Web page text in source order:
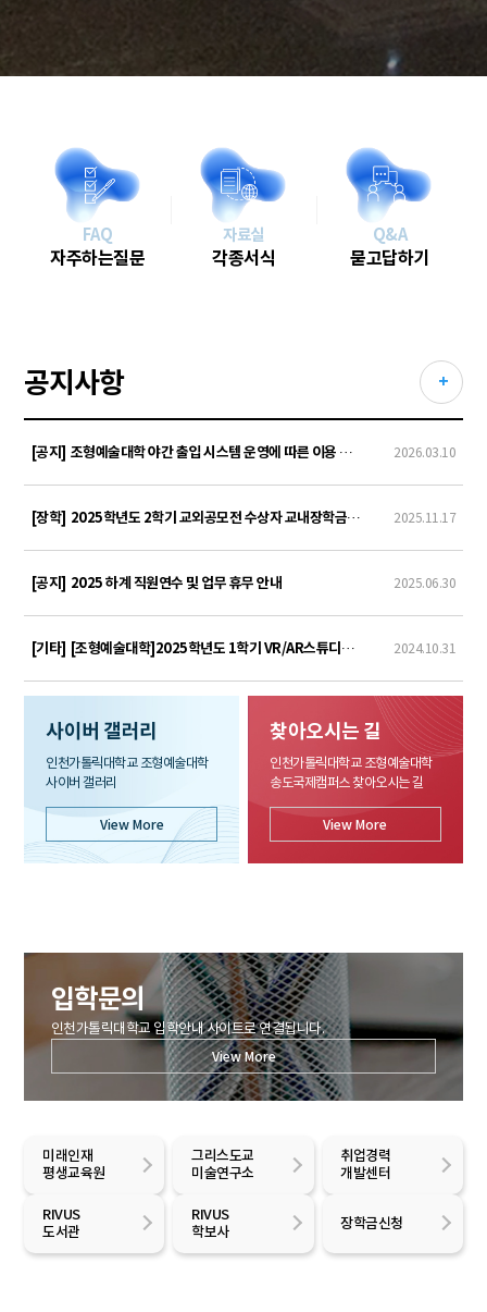
FAQ
자주하는질문
자료실
각종서식
Q&A
묻고답하기
공지사항
[공지] 조형예술대학 야간 출입 시스템 운영에 따른 이용 및 유의사항 안내 2026.03.10
[장학] 2025학년도 2학기 교외공모전 수상자 교내장학금 신청 안내 2025.11.17
[공지] 2025 하계 직원연수 및 업무 휴무 안내 2025.06.30
[기타] [조형예술대학]2025학년도 1학기 VR/AR스튜디오실 이용방법 안내사항 2024.10.31
사이버 갤러리
인천가톨릭대학교 조형예술대학
사이버 갤러리
View More
찾아오시는 길
인천가톨릭대학교 조형예술대학
송도국제캠퍼스 찾아오시는 길
View More
입학문의
인천가톨릭대학교 입학안내 사이트로 연결됩니다.
View More
미래인재
평생교육원
그리스도교
미술연구소
취업경력
개발센터
RIVUS
도서관
RIVUS
학보사
장학금신청